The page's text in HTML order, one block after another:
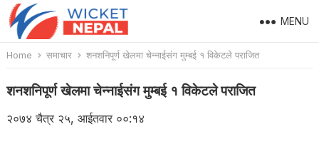
MENU
Home समाचार शनशनिपूर्ण खेलमा चेन्नाईसंग मुम्बई १ विकेटले पराजित
शनशनिपूर्ण खेलमा चेन्नाईसंग मुम्बई १ विकेटले पराजित
२०७४ चैत्र २५, आईतवार ००:१४